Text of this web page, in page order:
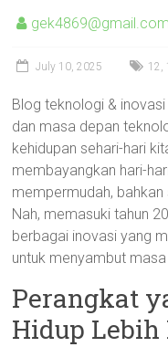
gek4869@gmail.com
July 10, 2025 12 ,
Blog teknologi &
dan masa depan
kehidupan sehari-hari
membayangkan hari-
mempermudah,
Nah, memasuki tahun
berbagai inovasi yang
untuk menyambut
Perangkat
Hidup Lebih